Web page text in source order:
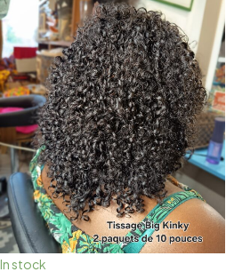
In stock